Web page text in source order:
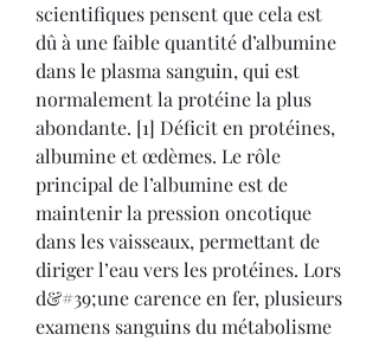
scientifiques pensent que cela est
dû à une faible quantité d’albumine
dans le plasma sanguin, qui est
normalement la protéine la plus
abondante. [1] Déficit en protéines,
albumine et œdèmes. Le rôle
principal de l’albumine est de
maintenir la pression oncotique
dans les vaisseaux, permettant de
diriger l’eau vers les protéines. Lors
d&#39;une carence en fer, plusieurs
examens sanguins du métabolisme